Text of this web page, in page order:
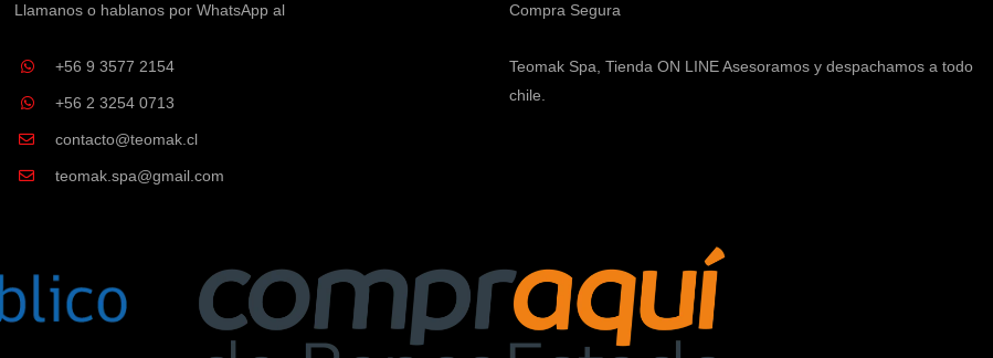
Llamanos o hablanos por WhatsApp al
+56 9 3577 2154
+56 2 3254 0713
contacto@teomak.cl
teomak.spa@gmail.com
Compra Segura
Teomak Spa, Tienda ON LINE Asesoramos y despachamos a todo
chile.